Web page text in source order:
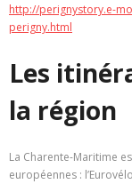
http://perignystory.e-
perigny.html
Les
la région
La Charente-Maritime
européennes :